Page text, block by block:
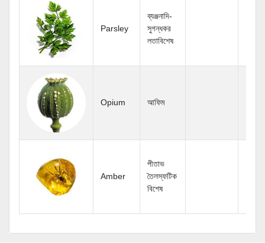
Parsley
ব্যঞ্জনাদি-
সুগন্ধকর
লতাবিশেষ
Opium আফিম
Amber
পীতাভ
তৈলস্ফটিক
বিশেষ